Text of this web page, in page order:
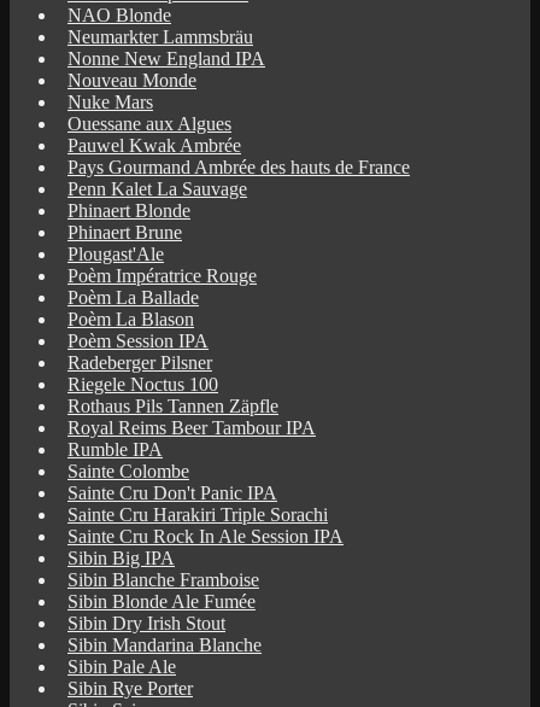
NAO Blonde
Neumarkter Lammsbräu
Nonne New England IPA
Nouveau Monde
Nuke Mars
Ouessane aux Algues
Pauwel Kwak Ambrée
Pays Gourmand Ambrée des hauts de France
Penn Kalet La Sauvage
Phinaert Blonde
Phinaert Brune
Plougast'Ale
Poèm Impératrice Rouge
Poèm La Ballade
Poèm La Blason
Poèm Session IPA
Radeberger Pilsner
Riegele Noctus 100
Rothaus Pils Tannen Zäpfle
Royal Reims Beer Tambour IPA
Rumble IPA
Sainte Colombe
Sainte Cru Don't Panic IPA
Sainte Cru Harakiri Triple Sorachi
Sainte Cru Rock In Ale Session IPA
Sibin Big IPA
Sibin Blanche Framboise
Sibin Blonde Ale Fumée
Sibin Dry Irish Stout
Sibin Mandarina Blanche
Sibin Pale Ale
Sibin Rye Porter